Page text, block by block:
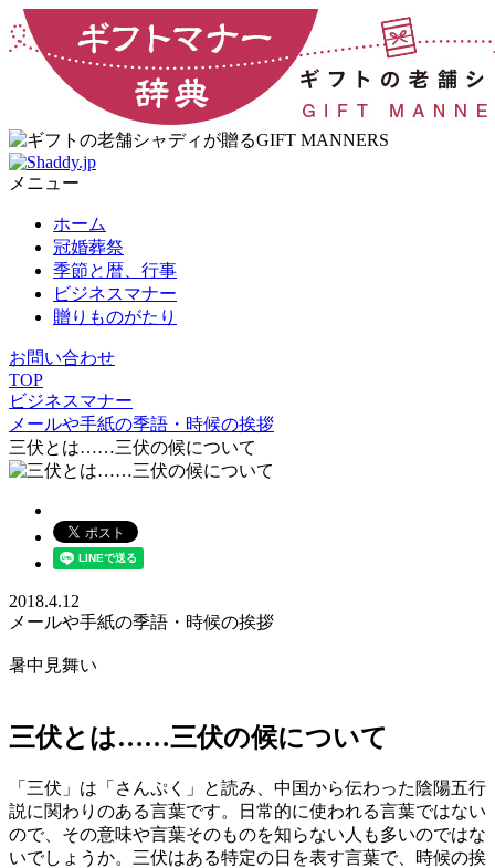
メニュー
ホーム
冠婚葬祭
季節と暦、行事
ビジネスマナー
贈りものがたり
お問い合わせ
TOP
ビジネスマナー
メールや手紙の季語・時候の挨拶
三伏とは……三伏の候について
2018.4.12
メールや手紙の季語・時候の挨拶
暑中見舞い
三伏とは……三伏の候について
「三伏」は「さんぷく」と読み、中国から伝わった陰陽五行
説に関わりのある言葉です。日常的に使われる言葉ではない
ので、その意味や言葉そのものを知らない人も多いのではな
いでしょうか。三伏はある特定の日を表す言葉で、時候の挨